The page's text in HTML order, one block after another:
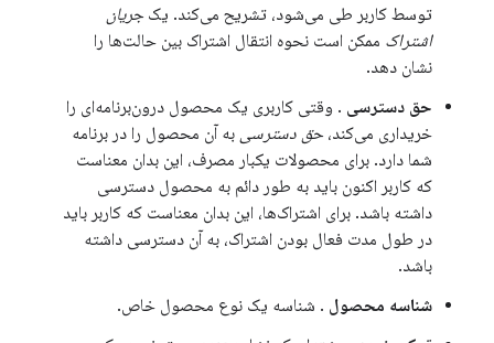
توسط کاربر طی می‌شود، تشریح می‌کند. یک جریان
اشتراک ممکن است نحوه انتقال اشتراک بین حالت‌ها را
نشان دهد.
حق دسترسی . وقتی کاربری یک محصول درون‌برنامه‌ای را
خریداری می‌کند، حق دسترسی به آن محصول را در برنامه
شما دارد. برای محصولات یکبار مصرف، این بدان معناست
که کاربر اکنون باید به طور دائم به محصول دسترسی
داشته باشد. برای اشتراک‌ها، این بدان معناست که کاربر باید
در طول مدت فعال بودن اشتراک، به آن دسترسی داشته
باشد.
شناسه محصول . شناسه یک نوع محصول خاص.